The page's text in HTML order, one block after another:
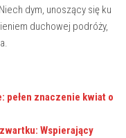
dym, unoszący​ się ⁤ku
duchowej podróży,
pełen znaczenie kwiat o
Wspierający